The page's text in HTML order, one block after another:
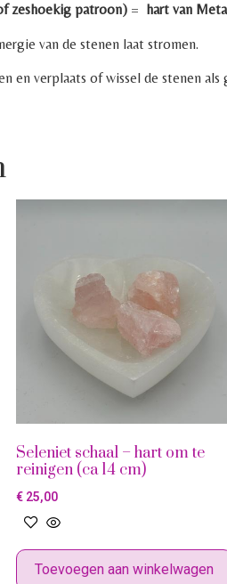
zeshoekig patroon) = hart van
van de stenen laat stromen.
en verplaats of wissel de stenen als
Seleniet schaal – hart om te
reinigen (ca 14 cm)
€25,00
Toevoegen aan winkelwagen